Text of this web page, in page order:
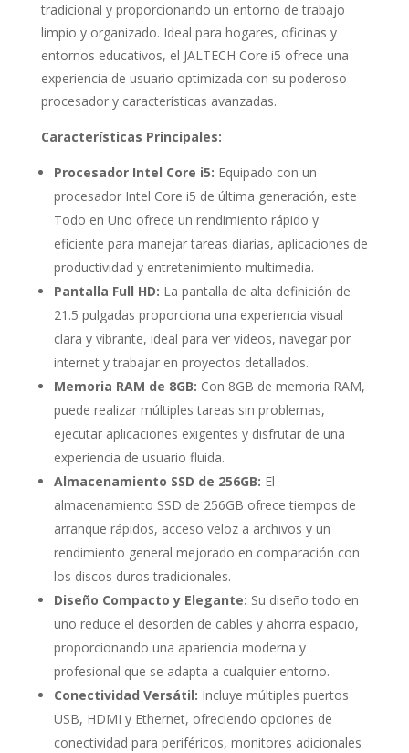
tradicional y proporcionando un entorno de trabajo
limpio y organizado. Ideal para hogares, oficinas y
entornos educativos, el JALTECH Core i5 ofrece una
experiencia de usuario optimizada con su poderoso
procesador y características avanzadas.
Características Principales:
Procesador Intel Core i5: Equipado con un
procesador Intel Core i5 de última generación, este
Todo en Uno ofrece un rendimiento rápido y
eficiente para manejar tareas diarias, aplicaciones de
productividad y entretenimiento multimedia.
Pantalla Full HD: La pantalla de alta definición de
21.5 pulgadas proporciona una experiencia visual
clara y vibrante, ideal para ver videos, navegar por
internet y trabajar en proyectos detallados.
Memoria RAM de 8GB: Con 8GB de memoria RAM,
puede realizar múltiples tareas sin problemas,
ejecutar aplicaciones exigentes y disfrutar de una
experiencia de usuario fluida.
Almacenamiento SSD de 256GB: El
almacenamiento SSD de 256GB ofrece tiempos de
arranque rápidos, acceso veloz a archivos y un
rendimiento general mejorado en comparación con
los discos duros tradicionales.
Diseño Compacto y Elegante: Su diseño todo en
uno reduce el desorden de cables y ahorra espacio,
proporcionando una apariencia moderna y
profesional que se adapta a cualquier entorno.
Conectividad Versátil: Incluye múltiples puertos
USB, HDMI y Ethernet, ofreciendo opciones de
conectividad para periféricos, monitores adicionales